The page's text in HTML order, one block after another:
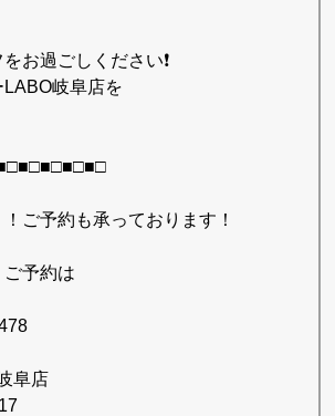
お過ごしください❗️
岐阜店を
ご予約も承っております！
ご予約は
阜店